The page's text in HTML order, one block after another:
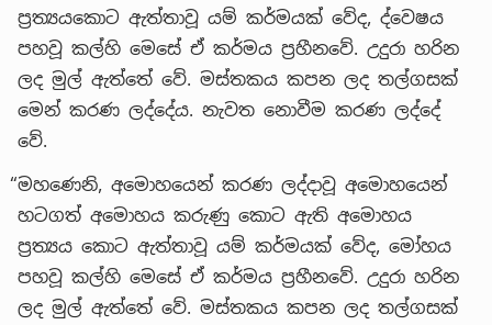
ප්‍රත්‍යයකොට ඇත්තාවූ යම් කර්මයක් වේද, ද්වෙෂය
පහවූ කල්හි මෙසේ ඒ කර්මය ප්‍රහීනවේ. උදුරා හරින
ලද මුල් ඇත්තේ වේ. මස්තකය කපන ලද තල්ගසක්
මෙන් කරණ ලද්දේය. නැවත නොවීම කරණ ලද්දේ
වේ.
“මහණෙනි, අමොහයෙන් කරණ ලද්දාවූ අමොහයෙන්
හටගත් අමොහය කරුණු කොට ඇති අමොහය
ප්‍රත්‍යය කොට ඇත්තාවූ යම් කර්මයක් වේද, මෝහය
පහවූ කල්හි මෙසේ ඒ කර්මය ප්‍රහීනවේ. උදුරා හරින
ලද මුල් ඇත්තේ වේ. මස්තකය කපන ලද තල්ගසක්